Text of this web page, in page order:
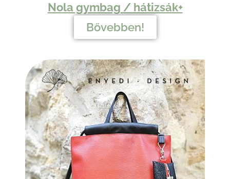
Nola gymbag / hátizsák+
Bővebben!